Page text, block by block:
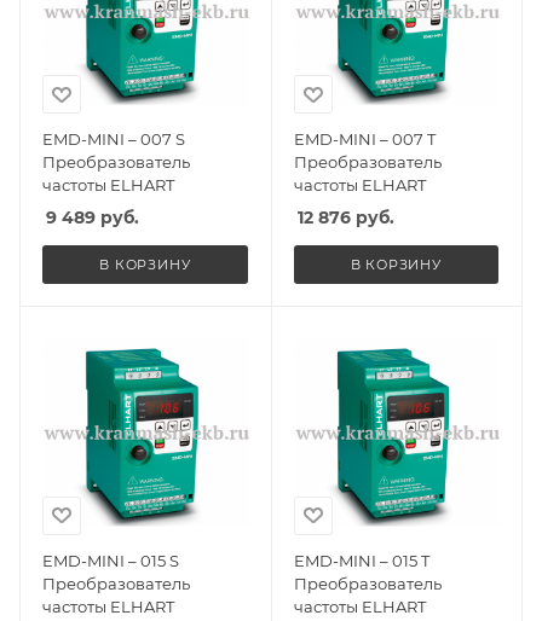
EMD-MINI – 007 S
Преобразователь
частоты ELHART
9 489 руб.
В КОРЗИНУ
EMD-MINI – 007 T
Преобразователь
частоты ELHART
12 876руб.
В КОРЗИНУ
EMD-MINI – 015 S
Преобразователь
частоты ELHART
EMD-MINI – 015 T
Преобразователь
частоты ELHART